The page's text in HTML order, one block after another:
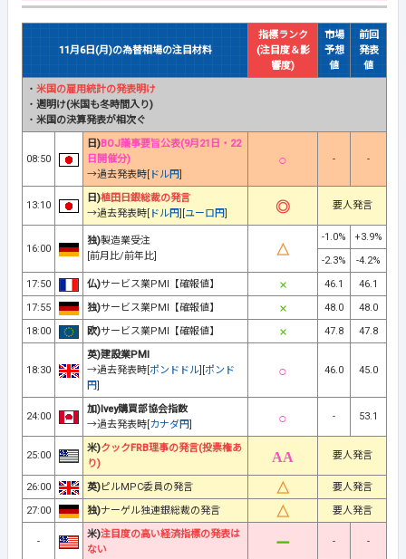
11月6日(月)の為替相場の注目材料
指標ランク
(注目度＆影
響度)
市場
予想
値
前回
発表
値
・ 米国の雇用統計の発表明け
・ 週明け(米国も冬時間入り)
・ 米国の決算発表が相次ぐ
08:50
日)BOJ議事要旨公表(9月21日・22
日開催分)
→過去発表時[ ドル円
- -
13:10
日)植田日銀総裁の発言
→過去発表時[ ドル円 ユーロ円
要人発言
16:00
独)製造業受注
[前月比/前年比]
-1.0%
+3.9%
-2.3%
-4.2%
17:50
仏)サービス業PMI【確報値】 46.1
46.1
17:55
独)サービス業PMI【確報値】 48.0
48.0
18:00
欧)サービス業PMI【確報値】 47.8 47.8
18:30
英)建設業PMI
→過去発表時[ ポンドドル ポンド
円
46.0 45.0
24:00
加)Ivey購買部協会指数
→過去発表時[ カナダ円
- 53.1
25:00
米)クックFRB理事の発言(投票権あ
り)
要人発言
26:00 英)ピルMPC委員の発言
要人発言
27:00
独)ナーゲル独連銀総裁の発言 要人発言
-
米)注目度の高い経済指標の発表は
ない
- -